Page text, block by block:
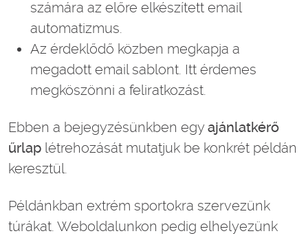
számára az előre elkészített email
automatizmus.
Az érdeklődő közben megkapja a
megadott email sablont. Itt érdemes
megköszönni a feliratkozást.
Ebben a bejegyzésünkben egyajánlatkérő
űrlap létrehozását mutatjuk be konkrét példán
keresztül.
Példánkban extrém sportokra szervezünk
túrákat. Weboldalunkon pedig elhelyezünk